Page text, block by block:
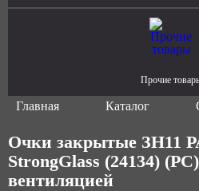
Прочие
Главная Каталог
Очки закрытые ЗН11
StrongGlass (24134)
вентиляцией